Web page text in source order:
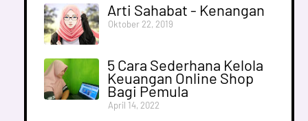
Arti Sahabat - Kenangan
Oktober 22, 2019
5 Cara Sederhana Kelola
Keuangan Online Shop
Bagi Pemula
April 14, 2022